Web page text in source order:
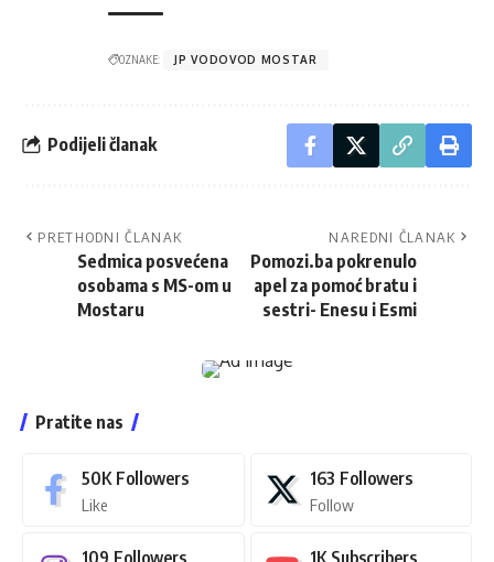
OZNAKE: JP VODOVOD MOSTAR
Podijeli članak
PRETHODNI ČLANAK
Sedmica posvećena
osobama s MS-om u
Mostaru
NAREDNI ČLANAK
Pomozi.ba pokrenulo
apel za pomoć bratu i
sestri- Enesu i Esmi
Pratite nas
50K Followers
Like
163 Followers
Follow
109 Followers 1K Subscribers